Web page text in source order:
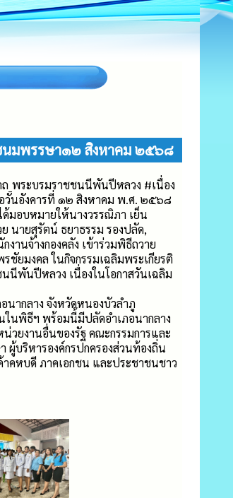
นมพรรษา๑๒ สิงหาคม ๒๕๖๘
ถ_พระบรมราชชนนีพันปีหลวง #เนื่อง
วันอังคารที่ ๑๒ สิงหาคม พ.ศ. ๒๕๖๘
มอบหมายให้นางวรรณิภา เย็น
นายสุรัตน์ ธยาธรรม รองปลัด,
านจ้างกองคลัง เข้าร่วมพิธีถวาย
ชัยมงคล ในกิจกรรมเฉลิมพระเกียรติ
นีพันปีหลวง เนื่องในโอกาสวันเฉลิม
นากลาง จังหวัดหนองบัวลำภู
ในพิธีฯ พร้อมนี้มีปลัดอำเภอนากลาง
วยงานอื่นของรัฐ คณะกรรมการและ
ผู้บริหารองค์กรปกครองส่วนท้องถิ่น
คหบดี ภาคเอกชน และประชาชนชาว